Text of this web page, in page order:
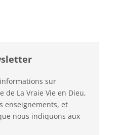
sur
de La Vraie Vie en Dieu,
enseignements, et
nous indiquons aux